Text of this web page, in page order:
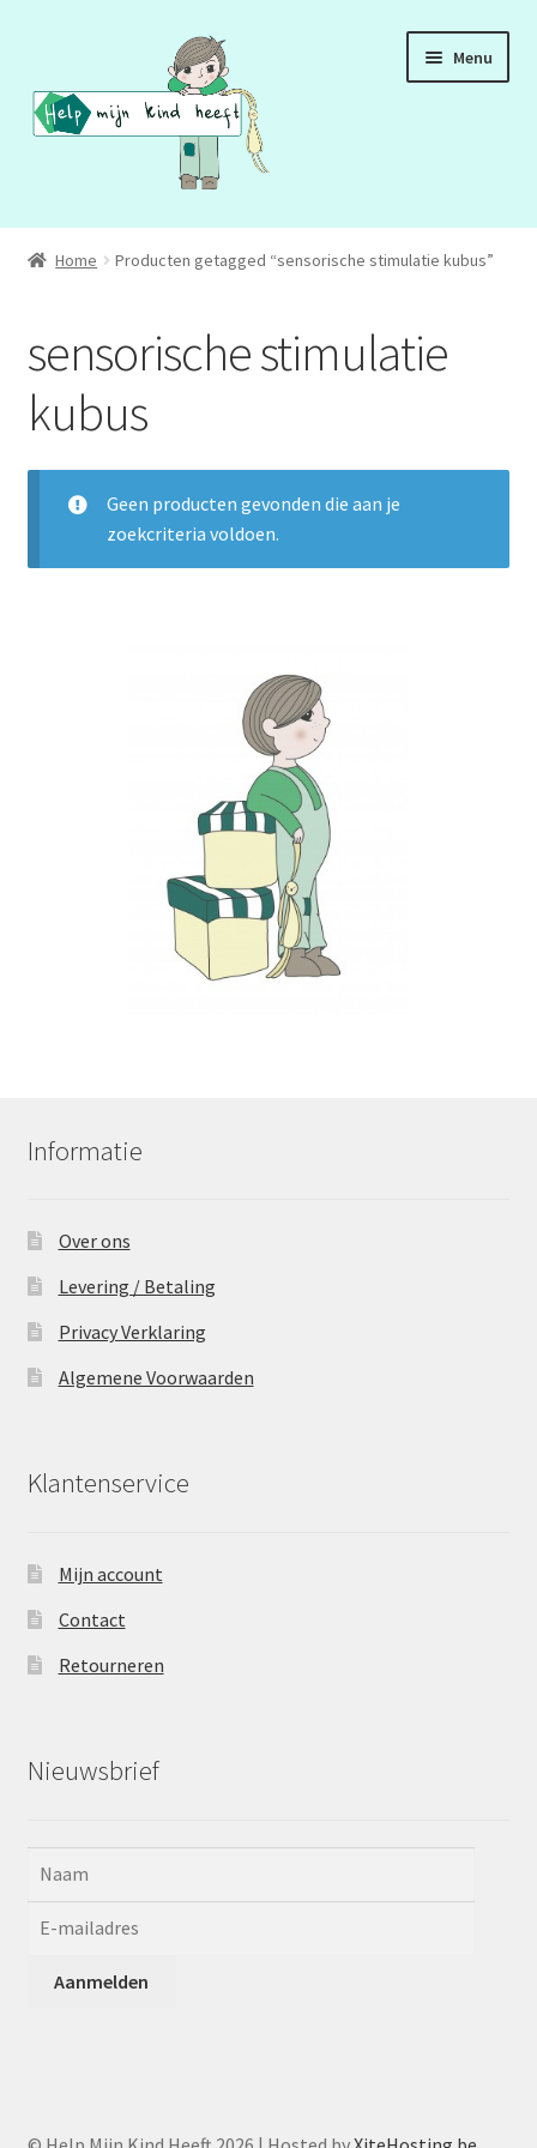
naar
navigatie
de
inhoud
Menu
ADD
ASS
DCD
HSP
Home Producten getagged “sensorische stimulatie kubus”
sensorische stimulatie
kubus
Geen producten gevonden die aan je
zoekcriteria voldoen.
Informatie
Over ons
Levering / Betaling
Privacy Verklaring
Algemene Voorwaarden
Klantenservice
Mijn account
Contact
Retourneren
Nieuwsbrief